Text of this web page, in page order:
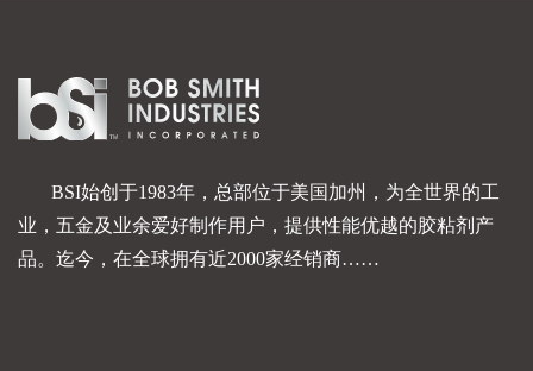
BSI始创于1983年，总部位于美国加州，为全世界的工
业，五金及业余爱好制作用户，提供性能优越的胶粘剂产
品。迄今，在全球拥有近2000家经销商……